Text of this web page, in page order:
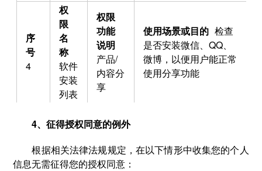
4
软件
安装
列表
产品/
内容分
享
检查
是否安装微信、QQ、
微博，以便用户能正常
使用分享功能
4、征得授权同意的例外
根据相关法律法规规定，在以下情形中收集您的个人
信息无需征得您的授权同意：